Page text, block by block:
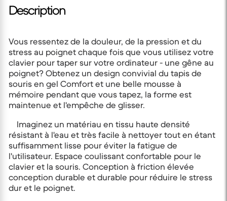
Description
Vous ressentez de la douleur, de la pression et du
stress au poignet chaque fois que vous utilisez votre
clavier pour taper sur votre ordinateur - une gêne au
poignet? Obtenez un design convivial du tapis de
souris en gel Comfort et une belle mousse à
mémoire pendant que vous tapez, la forme est
maintenue et l'empêche de glisser.
Imaginez un matériau en tissu haute densité
résistant à l'eau et très facile à nettoyer tout en étant
suffisamment lisse pour éviter la fatigue de
l'utilisateur. Espace coulissant confortable pour le
clavier et la souris. Conception à friction élevée
conception durable et durable pour réduire le stress
dur et le poignet.